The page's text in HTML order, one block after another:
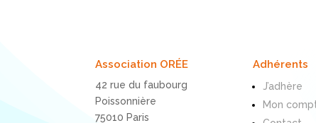
Association ORÉE
42 rue du faubourg
Poissonnière
75010 Paris
Adhérents
J’adhère
Mon